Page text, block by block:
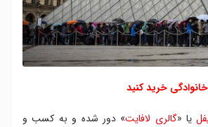
یا «گالری لافایت» دور شده و به کسب و